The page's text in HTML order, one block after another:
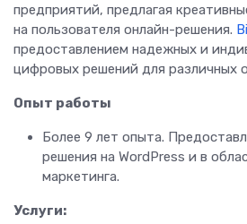
предприятий, предлагая
на пользователя онлайн-решения.
предоставлением надежных и
цифровых решений для различных
Опыт работы
Более 9 лет опыта.
решения на WordPress и в
маркетинга.
Услуги: